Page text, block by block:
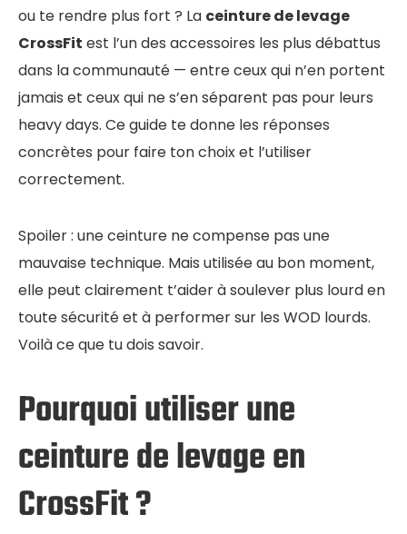
ou te rendre plus fort ? La ceinture de levage
CrossFit est l’un des accessoires les plus débattus
dans la communauté — entre ceux qui n’en portent
jamais et ceux qui ne s’en séparent pas pour leurs
heavy days. Ce guide te donne les réponses
concrètes pour faire ton choix et l’utiliser
correctement.
Spoiler : une ceinture ne compense pas une
mauvaise technique. Mais utilisée au bon moment,
elle peut clairement t’aider à soulever plus lourd en
toute sécurité et à performer sur les WOD lourds.
Voilà ce que tu dois savoir.
Pourquoi utiliser une
ceinture de levage en
CrossFit ?